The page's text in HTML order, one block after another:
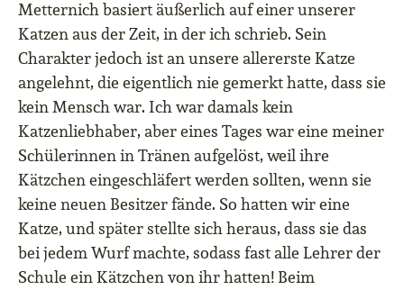
Metternich basiert äußerlich auf einer unserer
Katzen aus der Zeit, in der ich schrieb. Sein
Charakter jedoch ist an unsere allererste Katze
angelehnt, die eigentlich nie gemerkt hatte, dass sie
kein Mensch war. Ich war damals kein
Katzenliebhaber, aber eines Tages war eine meiner
Schülerinnen in Tränen aufgelöst, weil ihre
Kätzchen eingeschläfert werden sollten, wenn sie
keine neuen Besitzer fände. So hatten wir eine
Katze, und später stellte sich heraus, dass sie das
bei jedem Wurf machte, sodass fast alle Lehrer der
Schule ein Kätzchen von ihr hatten! Beim